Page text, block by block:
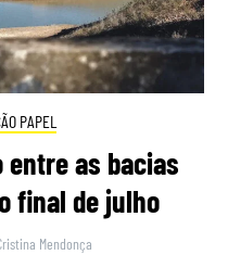
PAPEL
as bacias
final de julho
Mendonça